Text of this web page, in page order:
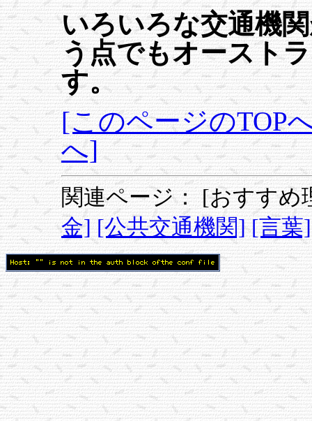
いろいろな交通機
う点でもオースト
す。
[このページのTOP
へ]
関連ページ：[おすすめ
金] [公共交通機関] [言葉]